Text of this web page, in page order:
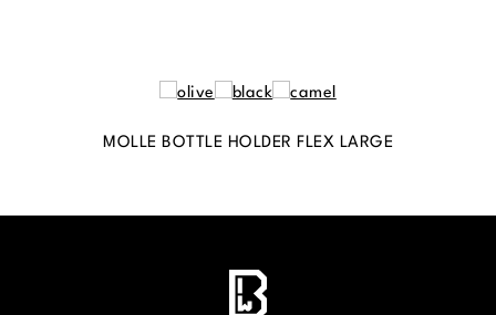
MOLLE BOTTLE HOLDER FLEX LARGE